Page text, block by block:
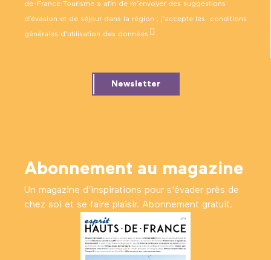
de-France Tourisme » afin de m’envoyer des suggestions
d’évasion et de séjour dans la région ; j’accepte les conditions
générales d’utilisation des données .
Newsletter
Abonnement au magazine
Un magazine d’inspirations pour s'évader près de
chez soi et se faire plaisir. Abonnement gratuit.